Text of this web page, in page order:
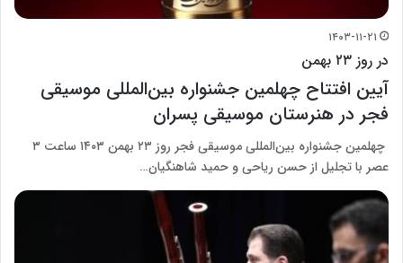
۱۴۰۳-۱۱-۲۱
در روز ۲۳ بهمن
آیین افتتاح چهلمین جشنواره بین‌المللی موسیقی
فجر در هنرستان موسیقی پسران
چهلمین جشنواره بین‌المللی موسیقی فجر روز ۲۳ بهمن ۱۴۰۳ ساعت ۳
عصر با تجلیل از حسن ریاحی و حمید شاهنگیان…